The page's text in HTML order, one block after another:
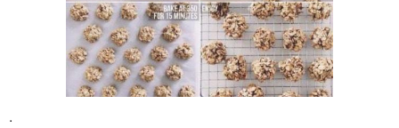
Морковное печение
Печение с овсяными
хлопьями
.